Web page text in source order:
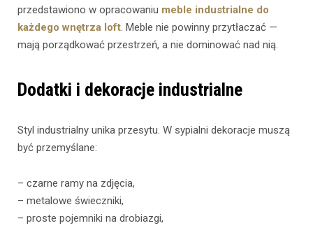
przedstawiono w opracowaniu meble industrialne do
każdego wnętrza loft. Meble nie powinny przytłaczać —
mają porządkować przestrzeń, a nie dominować nad nią.
Dodatki i dekoracje industrialne
Styl industrialny unika przesytu. W sypialni dekoracje muszą
być przemyślane:
– czarne ramy na zdjęcia,
– metalowe świeczniki,
– proste pojemniki na drobiazgi,